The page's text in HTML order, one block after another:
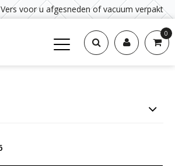
Vers voor u afgesneden of vacuum verpakt
0